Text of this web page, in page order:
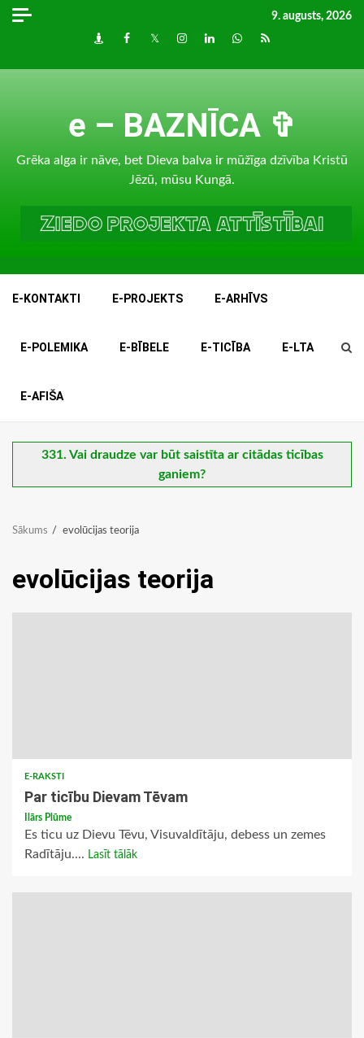
Skip
9. augusts, 2026
DraugiemFacebook
TwitterInstagram
LinkedInwhatsapp
RSS
e – BAZNĪCA ✞
Grēka alga ir nāve, bet Dieva balva ir mūžīga dzīvība Kristū
Jēzū, mūsu Kungā.
E-KONTAKTI E-PROJEKTS E-ARHĪVS
E-POLEMIKA E-BĪBELE E-TICĪBA E-LTA
E-AFIŠA
331. Vai draudze var būt saistīta ar citādas ticības
ganiem?
Sākums evolūcijas teorija
evolūcijas teorija
E-RAKSTI
Par ticību Dievam Tēvam
Ilārs Plūme
Es ticu uz Dievu Tēvu, Visuvaldītāju, debess un zemes
Radītāju.... Lasīt tālāk